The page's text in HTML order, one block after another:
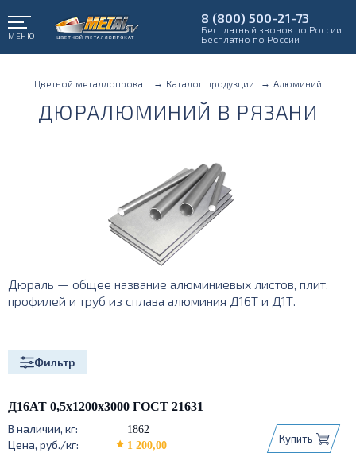
МЕНЮ
8 (800) 500-21-73
Бесплатный звонок по России
Бесплатно по России
Цветной металлопрокат Каталог продукции Алюминий
ДЮРАЛЮМИНИЙ В РЯЗАНИ
Дюраль — общее название алюминиевых листов, плит,
профилей и труб из сплава алюминия Д16Т и Д1Т.
Фильтр
Д16АТ 0,5х1200х3000 ГОСТ 21631
1862
1 200,00
Купить